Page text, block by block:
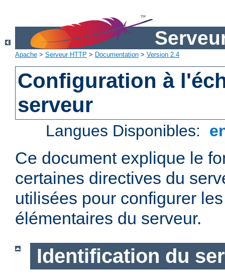
Apache > Serveur HTTP > Documentation > Version 2.4
Configuration à
serveur
Langues Disponibles:
Ce document explique le
certaines directives du
utilisées pour configurer
élémentaires du serveur.
Identification du